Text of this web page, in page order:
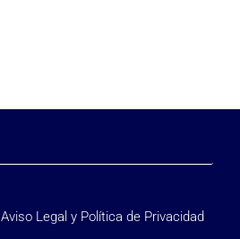
Aviso Legal y Política de Privacidad